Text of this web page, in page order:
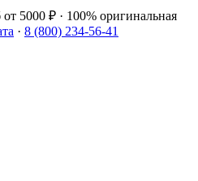
от 5000 ₽ · 100% оригинальная
· 8 (800) 234-56-41